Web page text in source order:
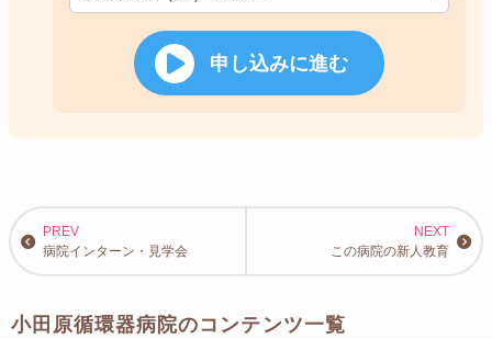
申し込みに進む
病院インターン・見学会 この病院の新人教育
小田原循環器病院のコンテンツ一覧